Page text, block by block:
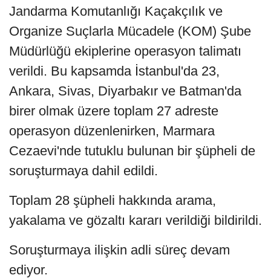
Jandarma Komutanlığı Kaçakçılık ve
Organize Suçlarla Mücadele (KOM) Şube
Müdürlüğü ekiplerine operasyon talimatı
verildi. Bu kapsamda İstanbul'da 23,
Ankara, Sivas, Diyarbakır ve Batman'da
birer olmak üzere toplam 27 adreste
operasyon düzenlenirken, Marmara
Cezaevi'nde tutuklu bulunan bir şüpheli de
soruşturmaya dahil edildi.
Toplam 28 şüpheli hakkında arama,
yakalama ve gözaltı kararı verildiği bildirildi.
Soruşturmaya ilişkin adli süreç devam
ediyor.